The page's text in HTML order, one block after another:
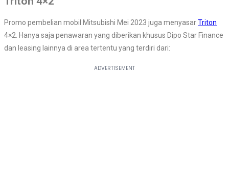
Promo pembelian mobil Mitsubishi Mei 2023 juga menyasarTriton
4×2. Hanya saja penawaran yang diberikan khusus Dipo Star Finance
dan leasing lainnya di area tertentu yang terdiri dari: